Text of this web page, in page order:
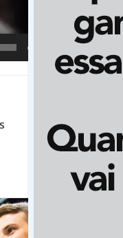
00:54
Dourados
guerreiro na